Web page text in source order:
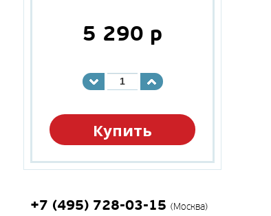
5 290 p
Купить
+7 (495) 728-03-15 (Москва)